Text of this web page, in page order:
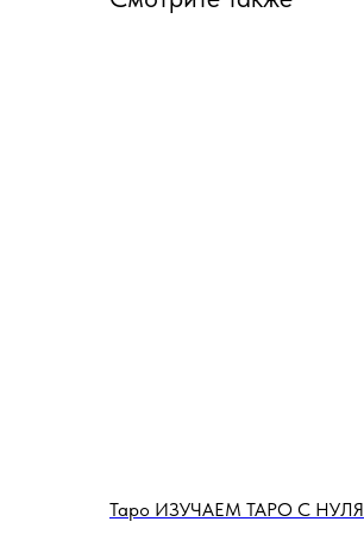
Таро ИЗУЧАЕМ ТАРО С НУЛЯ